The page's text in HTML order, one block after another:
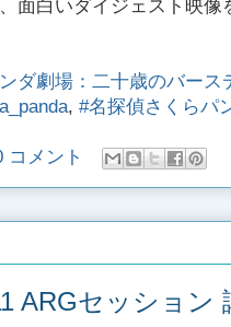
面白いダイジェスト映
ダ劇場：二十歳のバース
, #名探偵さくらパ
コメント
ARGセッション